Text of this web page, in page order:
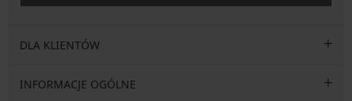
DLA KLIENTÓW
INFORMACJE OGÓLNE